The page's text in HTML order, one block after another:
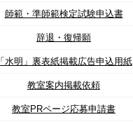
師範・準師範検定試験申込書
辞退・復帰願
「水明」裏表紙掲載広告申込用紙
教室案内掲載依頼
教室PRページ応募申請書